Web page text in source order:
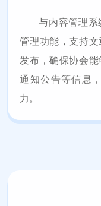
与内容管理系
管理功能，支持
发布，确保协会能
通知公告等信息
力。